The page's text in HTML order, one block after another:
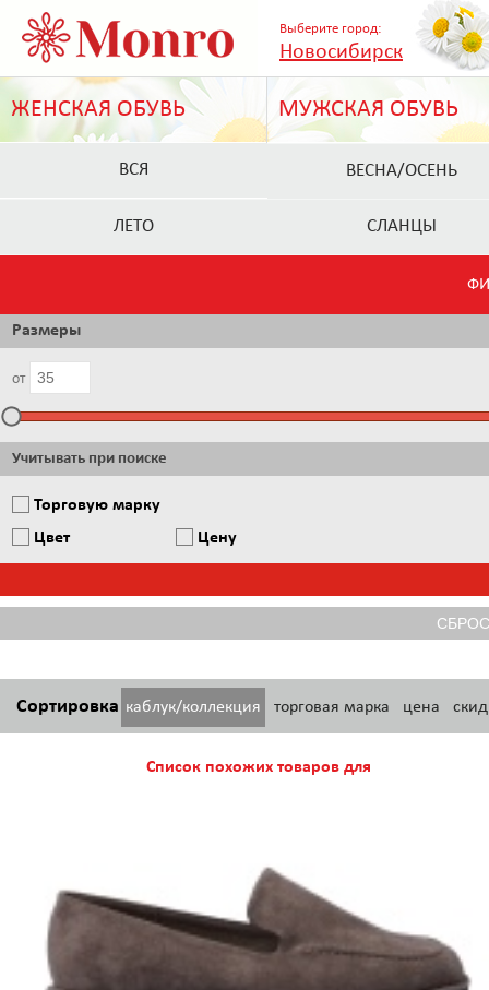
Выберите город:
Новосибирск
ЖЕНСКАЯ ОБУВЬ МУЖСКАЯ ОБУВЬ
ВСЯ ВЕСНА/ОСЕНЬ
ЛЕТО СЛАНЦЫ
Размеры
от
Учитывать при поиске
Торговую марку
Цвет
Цену
Сортировка каблук/коллекция торговая марка цена
Список похожих товаров для